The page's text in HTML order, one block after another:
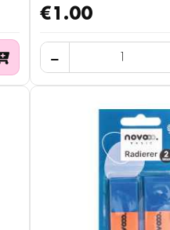
€1.00